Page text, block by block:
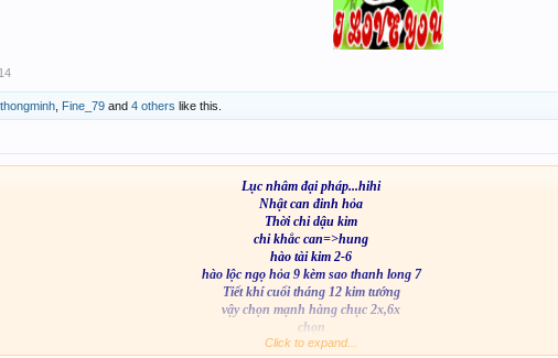
Fine_79 and 4 others like this.
Lục nhâm đại pháp...hihi
Nhật can đinh hỏa
Thời chi dậu kim
chi khắc can=>hung
hào tài kim 2-6
hào lộc ngọ hỏa 9 kèm sao thanh long 7
Tiết khí cuối tháng 12 kim tướng
vậy chọn mạnh hàng chục 2x,6x
chọn
AB + lô
Click to expand...